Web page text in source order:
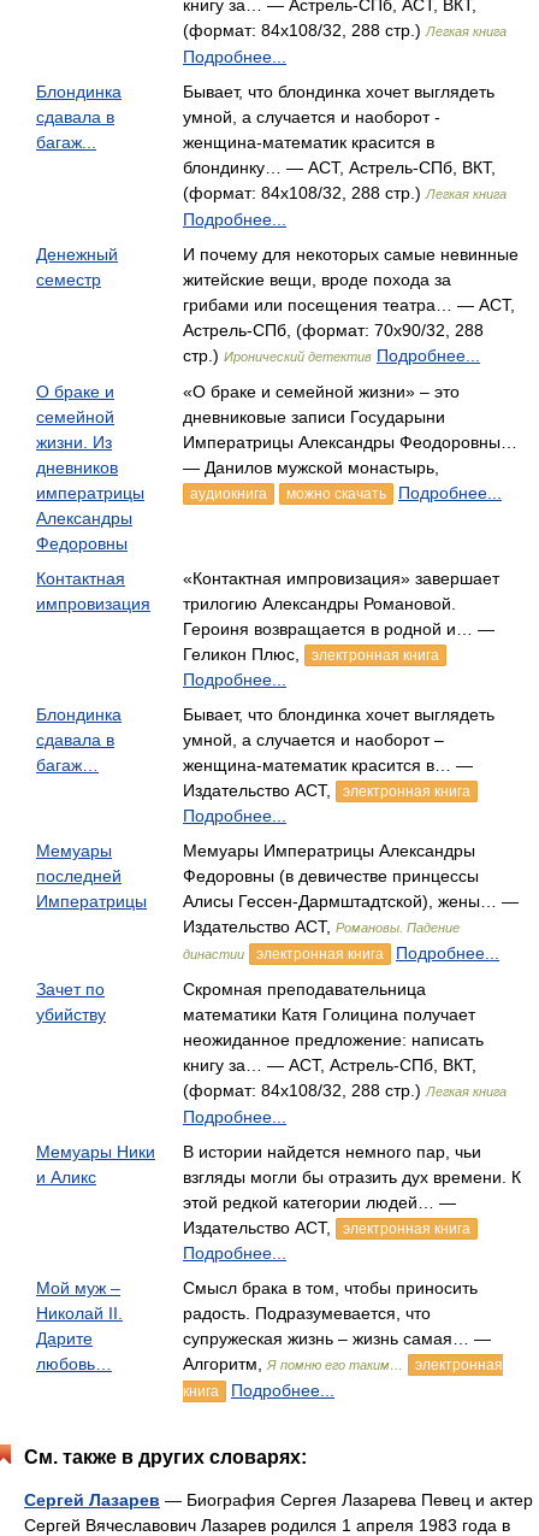
книгу за… — Астрель-СПб, АСТ, ВКТ,
(формат: 84x108/32, 288 стр.) Легкая книга
Подробнее...
Блондинка
сдавала в
багаж...
Бывает, что блондинка хочет выглядеть
умной, а случается и наоборот -
женщина-математик красится в
блондинку… — АСТ, Астрель-СПб, ВКТ,
(формат: 84x108/32, 288 стр.) Легкая книга
Подробнее...
Денежный
семестр
И почему для некоторых самые невинные
житейские вещи, вроде похода за
грибами или посещения театра… — АСТ,
Астрель-СПб, (формат: 70x90/32, 288
стр.) Иронический детектив Подробнее...
О браке и
семейной
жизни. Из
дневников
императрицы
Александры
Федоровны
«О браке и семейной жизни» – это
дневниковые записи Государыни
Императрицы Александры Феодоровны…
— Данилов мужской монастырь,
аудиокнига можно скачать Подробнее...
Контактная
импровизация
«Контактная импровизация» завершает
трилогию Александры Романовой.
Героиня возвращается в родной и… —
Геликон Плюс,
электронная книга
Подробнее...
Блондинка
сдавала в
багаж…
Бывает, что блондинка хочет выглядеть
умной, а случается и наоборот –
женщина-математик красится в… —
Издательство АСТ,
электронная книга
Подробнее...
Мемуары
последней
Императрицы
Мемуары Императрицы Александры
Федоровны (в девичестве принцессы
Алисы Гессен-Дармштадтской), жены… —
Издательство АСТ, Романовы. Падение
династии
электронная книга
Подробнее...
Зачет по
убийству
Скромная преподавательница
математики Катя Голицина получает
неожиданное предложение: написать
книгу за… — АСТ, Астрель-СПб, ВКТ,
(формат: 84x108/32, 288 стр.) Легкая книга
Подробнее...
Мемуары Ники
и Аликс
В истории найдется немного пар, чьи
взгляды могли бы отразить дух времени. К
этой редкой категории людей… —
Издательство АСТ,
электронная книга
Подробнее...
Мой муж –
Николай II.
Дарите
любовь…
Смысл брака в том, чтобы приносить
радость. Подразумевается, что
супружеская жизнь – жизнь самая… —
Алгоритм,
Я помню его таким…
электронная
книга
Подробнее...
См. также в других словарях:
Сергей Лазарев — Биография Сергея Лазарева Певец и актер
Сергей Вячеславович Лазарев родился 1 апреля 1983 года в